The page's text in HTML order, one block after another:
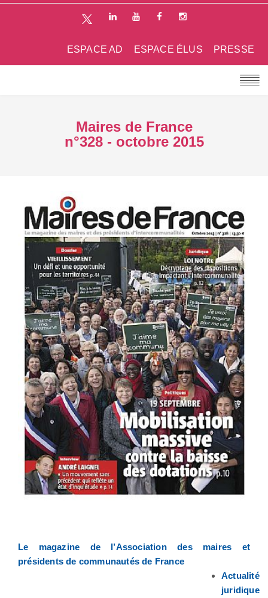
PRESSE
ESPACE ÉLUS
ESPACE AD
Maires de France
n°328 - octobre 2015
Le magazine de l’Association des maires et
présidents de communautés de France
Actualité
juridique